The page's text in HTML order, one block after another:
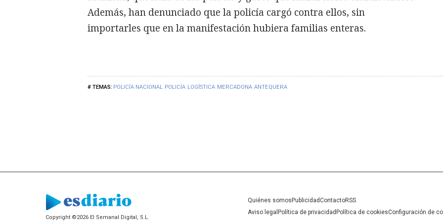
POLICÍA NACIONAL POLICÍA LOGÍSTICA MERCADONA ANTEQUERA
Además, han denunciado que la policía cargó contra ellos, sin
importarles que en la manifestación hubiera familias enteras.
Copyright ©2026 El Semanal Digital, S.L.
Quiénes somos PublicidadContactoRSS
Aviso legal Política de privacidad Política de cookiesConfiguración de